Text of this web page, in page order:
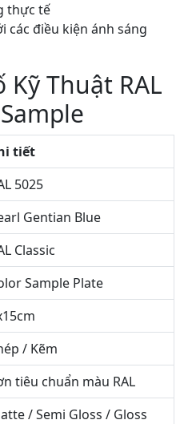
thực tế
các điều kiện ánh sáng
Kỹ Thuật RAL
tiết
5025
Gentian Blue
Classic
Sample Plate
/ Kẽm
tiêu chuẩn màu RAL
/ Semi Gloss / Gloss